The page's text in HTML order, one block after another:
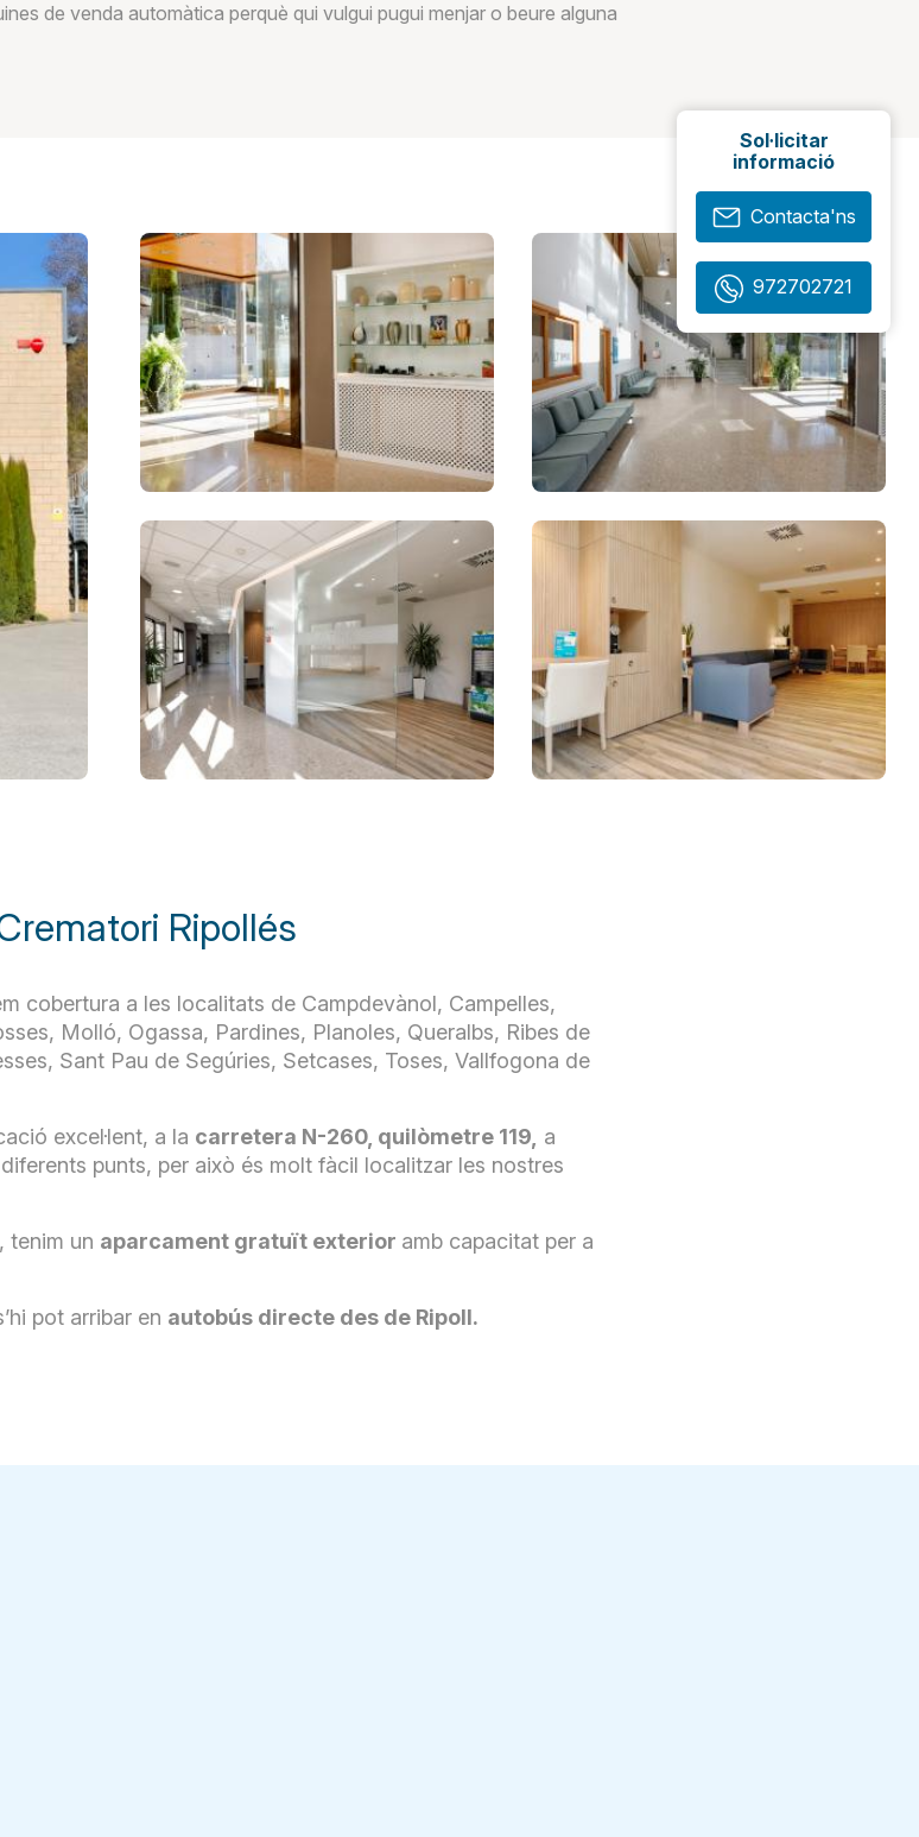
de venda automàtica perquè qui vulgui pugui menjar o beure alguna
Ripollés
cobertura a les localitats de Campdevànol, Campelles,
Molló, Ogassa, Pardines, Planoles, Queralbs, Ribes de
Sant Pau de Segúries, Setcases, Toses, Vallfogona de
excel·lent, a la carretera N-260, quilòmetre 119, a
punts, per això és molt fàcil localitzar les nostres
tenim un aparcament gratuït exterior amb capacitat per a
pot arribar en autobús directe des de Ripoll.
Sol·licitar
informació
Contacta'ns
972702721